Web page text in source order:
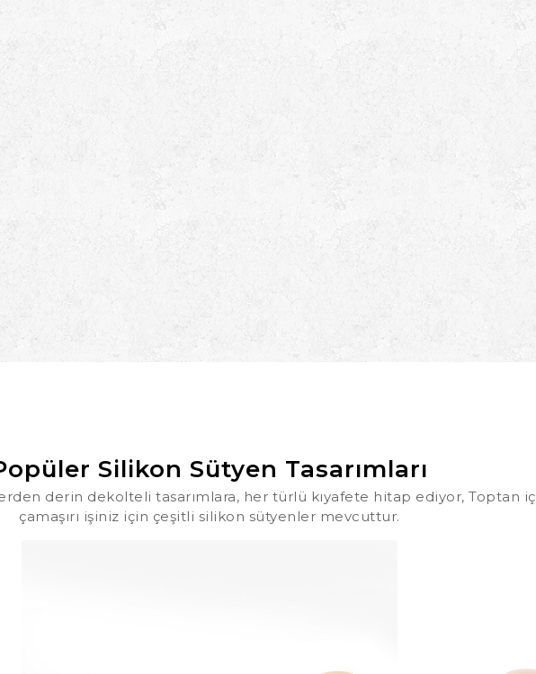
Silikon Sütyen Tasarımları
derin dekolteli tasarımlara, her türlü kıyafete hitap ediyor, Toptan iç
çamaşırı işiniz için çeşitli silikon sütyenler mevcuttur.